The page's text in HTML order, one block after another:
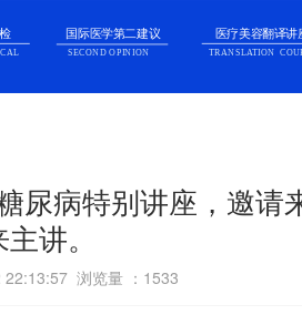
国际医学第二建议 医疗美容翻译讲
TRANSLATION
尿病特别讲座，邀请
讲。
浏览量 ： 1533